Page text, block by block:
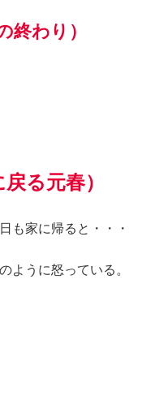
終わり）
戻る元春）
も家に帰ると・・・
ように怒っている。